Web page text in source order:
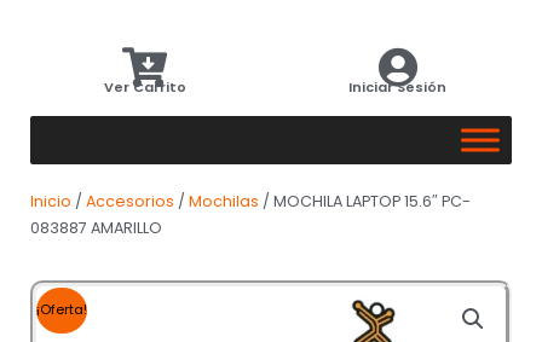
Ver Carrito Iniciar Sesión
Inicio / Accesorios / Mochilas / MOCHILA LAPTOP 15.6″ PC-
083887 AMARILLO
¡Oferta!